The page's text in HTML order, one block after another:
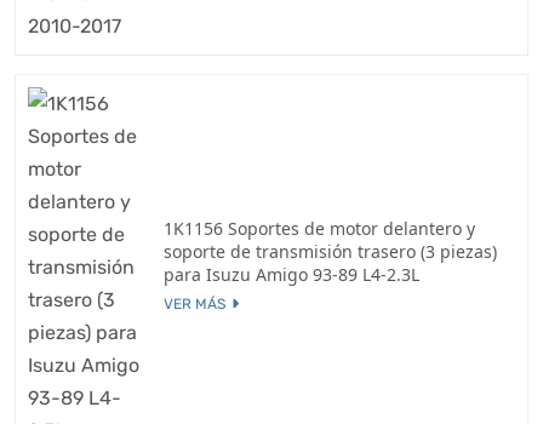
1K1156 Soportes de motor delantero y
soporte de transmisión trasero (3 piezas)
para Isuzu Amigo 93-89 L4-2.3L
VER MÁS